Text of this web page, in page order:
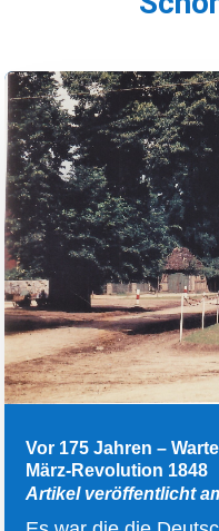
Vor 175 Jahren –
März-Revolution 1848
Artikel veröffentlicht